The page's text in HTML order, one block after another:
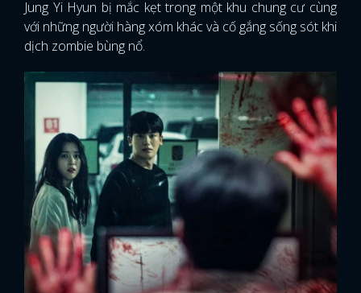
Jung Yi Hyun bị mắc kẹt trong một khu chung cư cùng
với những người hàng xóm khác và cố gắng sống sót khi
dịch zombie bùng nổ.